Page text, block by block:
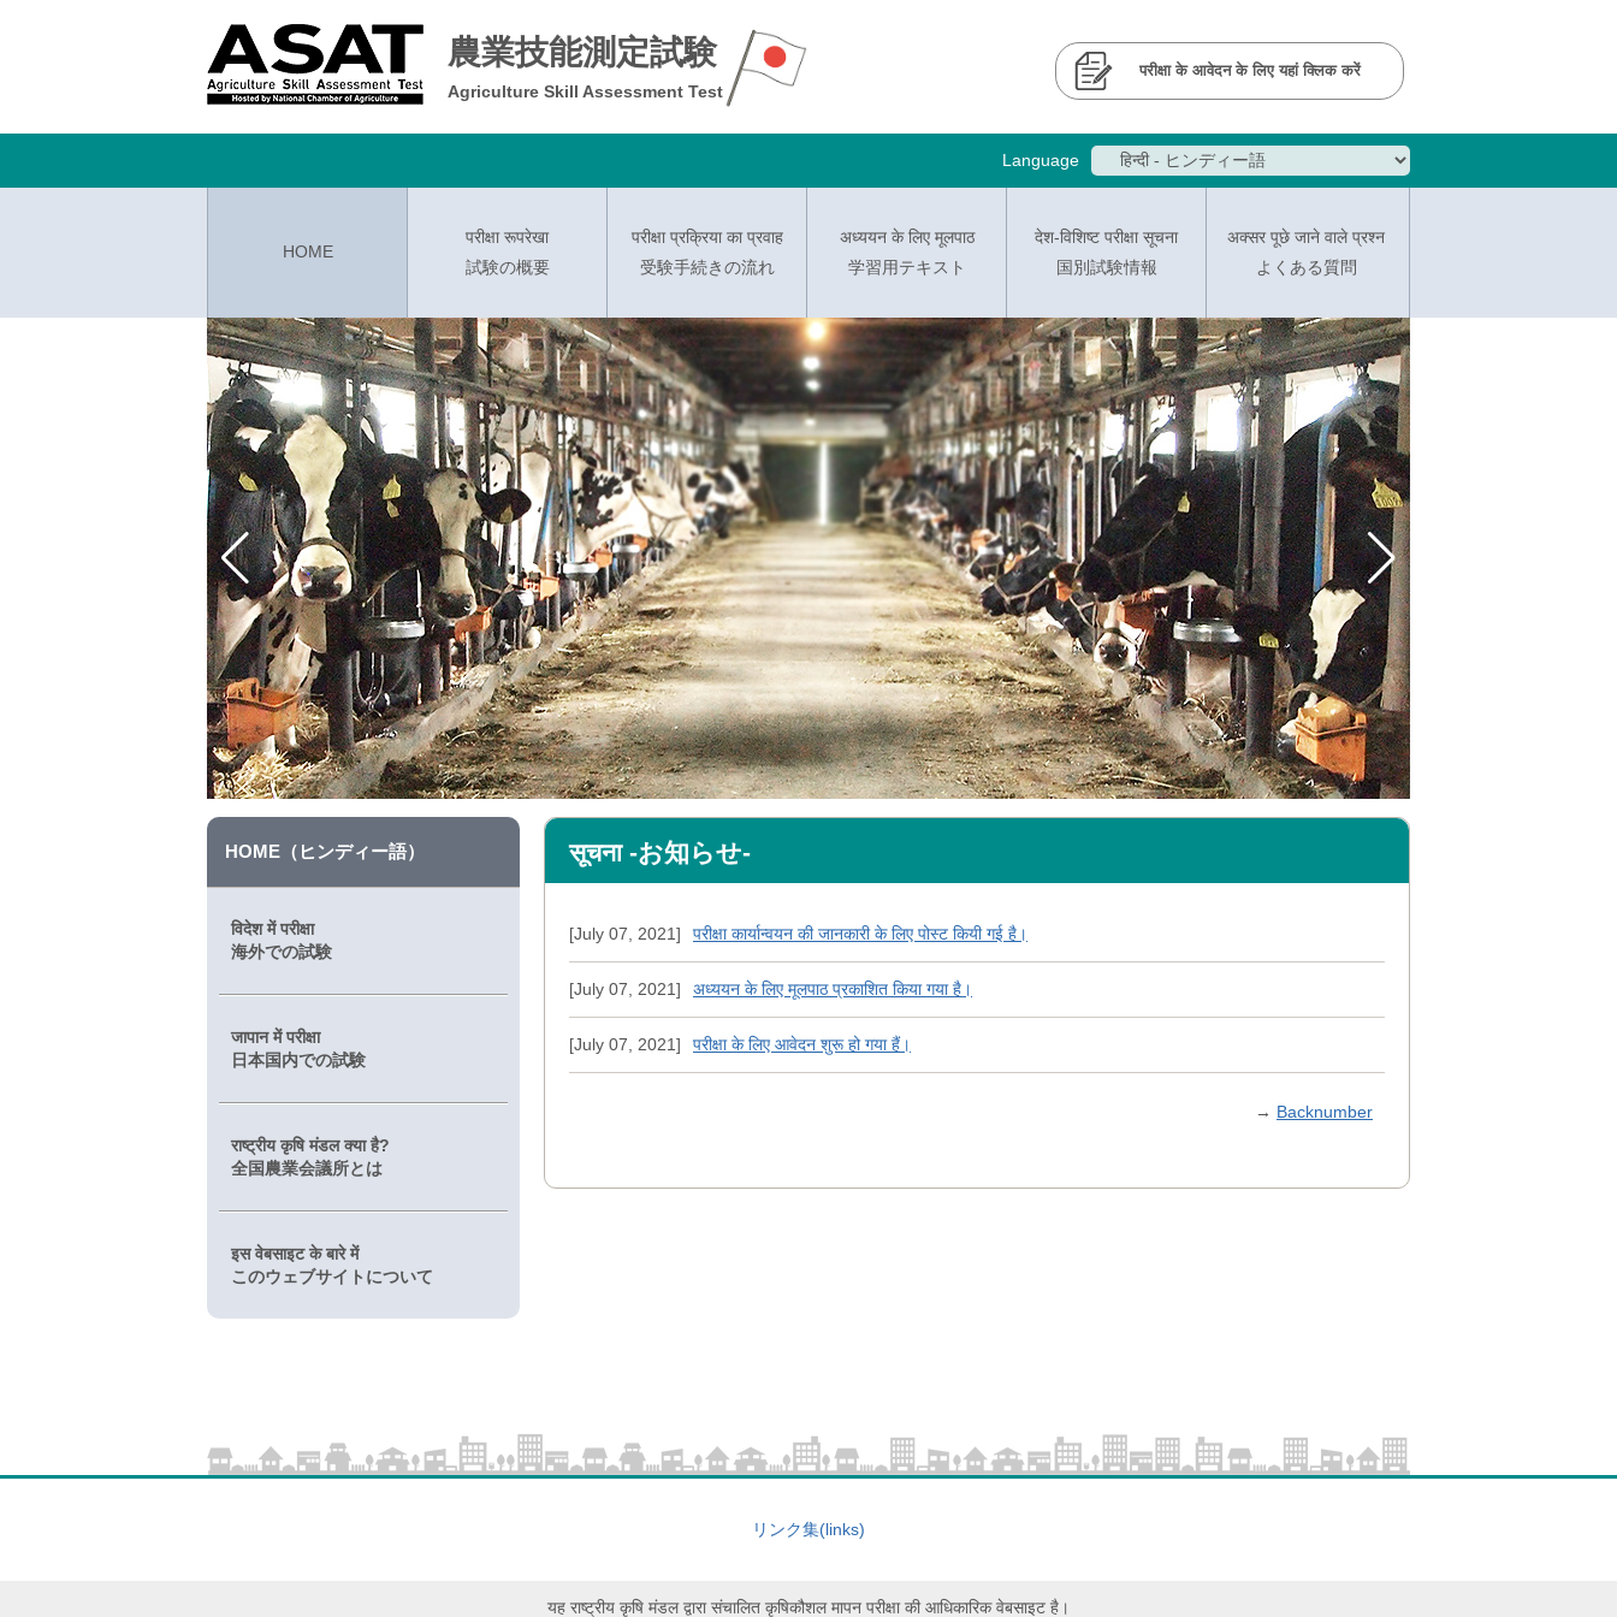
農業技能測定試験
Agriculture Skill Assessment Test
परीक्षा के आवेदन के लिए यहां क्लिक करें
Language
HOME
परीक्षा रूपरेखा
試験の概要
परीक्षा प्रक्रिया का प्रवाह
受験手続きの流れ
अध्ययन के लिए मूलपाठ
学習用テキスト
देश-विशिष्ट परीक्षा सूचना
国別試験情報
अक्सर पूछे जाने वाले प्रश्न
よくある質問
सूचना -お知らせ-
[July 07, 2021] परीक्षा कार्यान्वयन की जानकारी के लिए पोस्ट कियी गई है।
[July 07, 2021] अध्ययन के लिए मूलपाठ प्रकाशित किया गया है।
[July 07, 2021] परीक्षा के लिए आवेदन शुरू हो गया हैं।
→ Backnumber
HOME（ヒンディー語）
विदेश में परीक्षा
海外での試験
जापान में परीक्षा
日本国内での試験
राष्ट्रीय कृषि मंडल क्या है?
全国農業会議所とは
इस वेबसाइट के बारे में
このウェブサイトについて
リンク集(links)
यह राष्ट्रीय कृषि मंडल द्वारा संचालित कृषिकौशल मापन परीक्षा की आधिकारिक वेबसाइट है।